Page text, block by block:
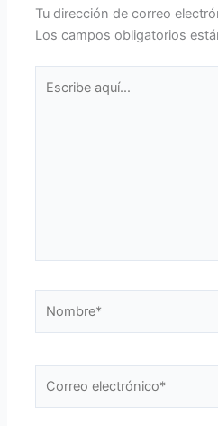
Tu dirección de correo
Los campos obligatorios
aquí...